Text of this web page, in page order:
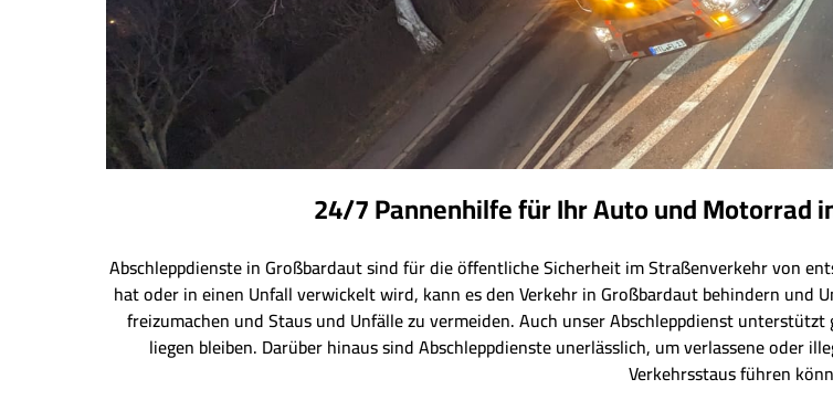
24/7 Pannenhilfe für Ihr Auto und Motorrad
Abschleppdienste in Großbardaut sind für die öffentliche Sicherheit im Straßenverkehr von
hat oder in einen Unfall verwickelt wird, kann es den Verkehr in Großbardaut behindern und
freizumachen und Staus und Unfälle zu vermeiden. Auch unser Abschleppdienst
liegen bleiben. Darüber hinaus sind Abschleppdienste unerlässlich, um verlassene oder
Verkehrsstaus führen